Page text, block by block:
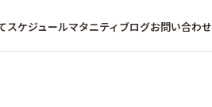
スケジュールマタニティブログお問い合わせ